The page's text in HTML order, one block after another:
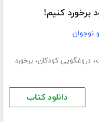
برخورد کنیم!
نوجوان
،دروغگویی کودکان،برخورد
دانلود کتاب